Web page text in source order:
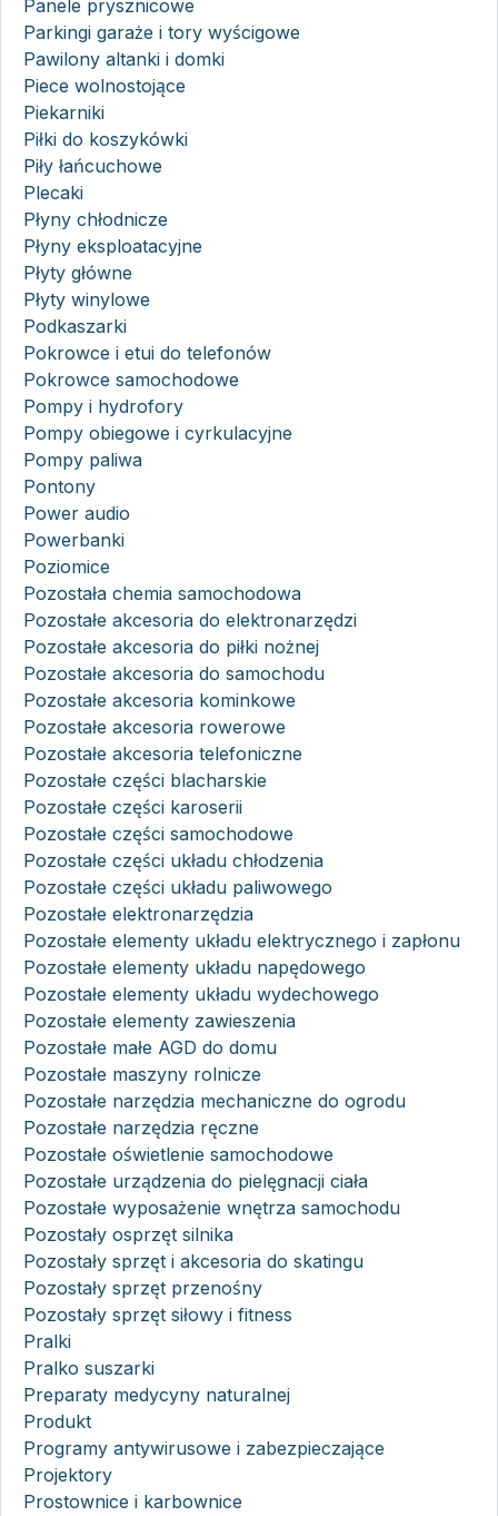
Panele prysznicowe
Parkingi garaże i tory wyścigowe
Pawilony altanki i domki
Piece wolnostojące
Piekarniki
Piłki do koszykówki
Piły łańcuchowe
Plecaki
Płyny chłodnicze
Płyny eksploatacyjne
Płyty główne
Płyty winylowe
Podkaszarki
Pokrowce i etui do telefonów
Pokrowce samochodowe
Pompy i hydrofory
Pompy obiegowe i cyrkulacyjne
Pompy paliwa
Pontony
Power audio
Powerbanki
Poziomice
Pozostała chemia samochodowa
Pozostałe akcesoria do elektronarzędzi
Pozostałe akcesoria do piłki nożnej
Pozostałe akcesoria do samochodu
Pozostałe akcesoria kominkowe
Pozostałe akcesoria rowerowe
Pozostałe akcesoria telefoniczne
Pozostałe części blacharskie
Pozostałe części karoserii
Pozostałe części samochodowe
Pozostałe części układu chłodzenia
Pozostałe części układu paliwowego
Pozostałe elektronarzędzia
Pozostałe elementy układu elektrycznego i zapłonu
Pozostałe elementy układu napędowego
Pozostałe elementy układu wydechowego
Pozostałe elementy zawieszenia
Pozostałe małe AGD do domu
Pozostałe maszyny rolnicze
Pozostałe narzędzia mechaniczne do ogrodu
Pozostałe narzędzia ręczne
Pozostałe oświetlenie samochodowe
Pozostałe urządzenia do pielęgnacji ciała
Pozostałe wyposażenie wnętrza samochodu
Pozostały osprzęt silnika
Pozostały sprzęt i akcesoria do skatingu
Pozostały sprzęt przenośny
Pozostały sprzęt siłowy i fitness
Pralki
Pralko suszarki
Preparaty medycyny naturalnej
Produkt
Programy antywirusowe i zabezpieczające
Projektory
Prostownice i karbownice